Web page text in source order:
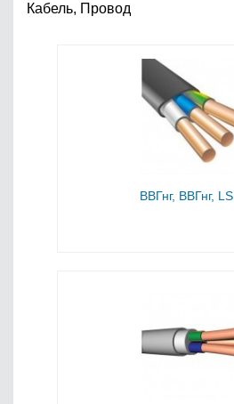
Кабель, Провод
ВВГнг, ВВГнг, LS